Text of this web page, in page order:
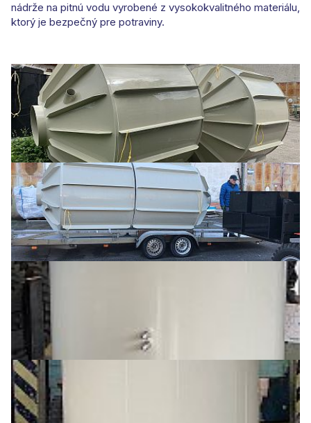
nádrže na pitnú vodu vyrobené z vysokokvalitného materiálu,
ktorý je bezpečný pre potraviny.